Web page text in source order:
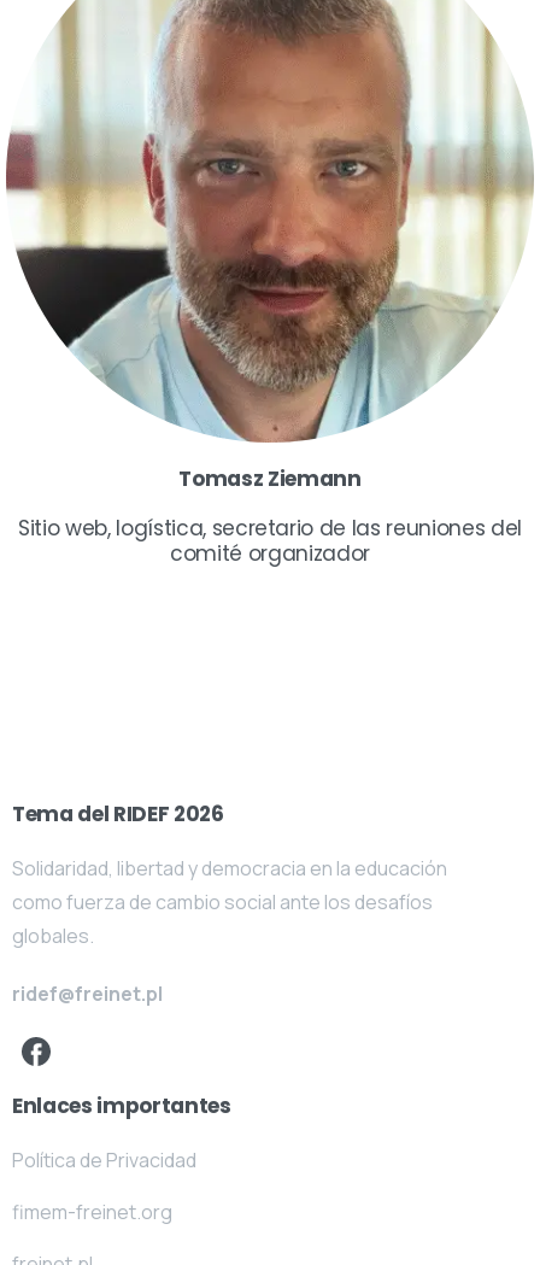
Tomasz Ziemann
Sitio web, logística, secretario de las reuniones del
comité organizador
Tema del RIDEF 2026
Solidaridad, libertad y democracia en la educación
como fuerza de cambio social ante los desafíos
globales.
ridef@freinet.pl
Enlaces importantes
Política de Privacidad
fimem-freinet.org